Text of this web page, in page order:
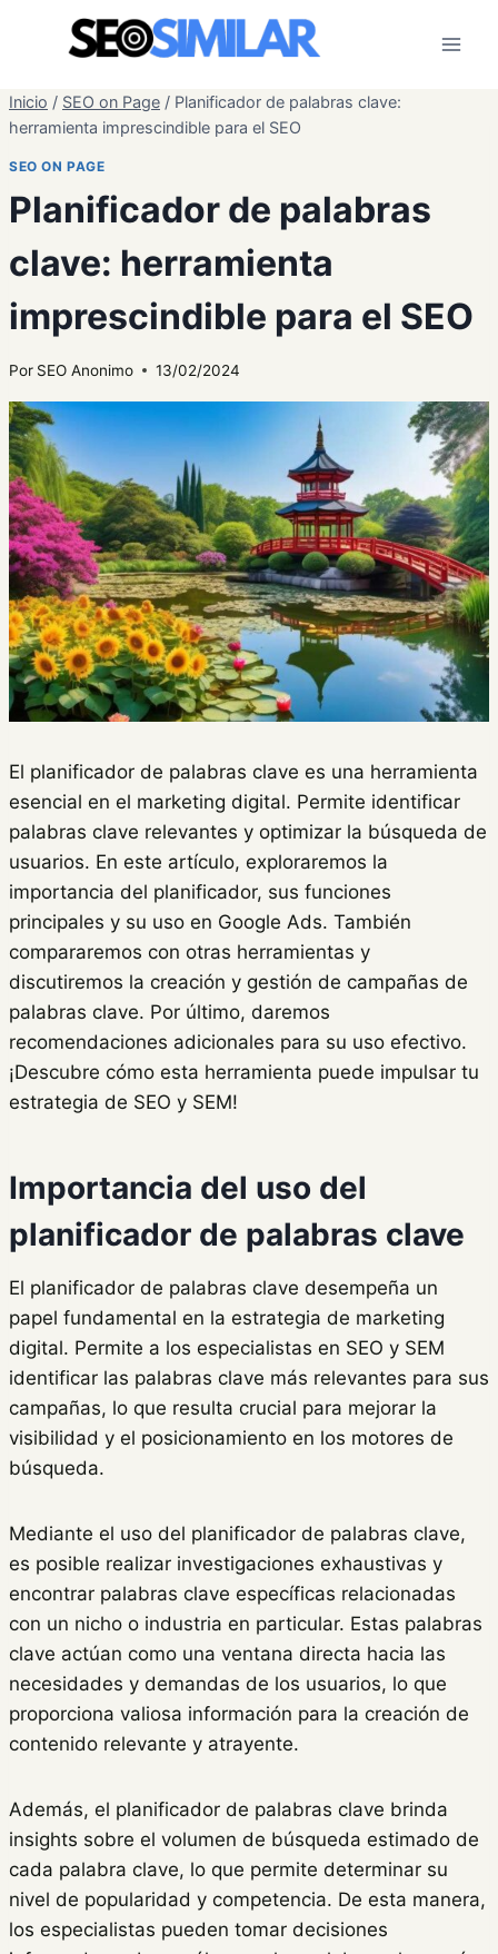
Inicio / SEO on Page / Planificador de palabras clave:
herramienta imprescindible para el SEO
SEO ON PAGE
Planificador de palabras
clave: herramienta
imprescindible para el SEO
Por SEO Anonimo 13/02/2024
El planificador de palabras clave es una herramienta
esencial en el marketing digital. Permite identificar
palabras clave relevantes y optimizar la búsqueda de
usuarios. En este artículo, exploraremos la
importancia del planificador, sus funciones
principales y su uso en Google Ads. También
compararemos con otras herramientas y
discutiremos la creación y gestión de campañas de
palabras clave. Por último, daremos
recomendaciones adicionales para su uso efectivo.
¡Descubre cómo esta herramienta puede impulsar tu
estrategia de SEO y SEM!
Importancia del uso del
planificador de palabras clave
El planificador de palabras clave desempeña un
papel fundamental en la estrategia de marketing
digital. Permite a los especialistas en SEO y SEM
identificar las palabras clave más relevantes para sus
campañas, lo que resulta crucial para mejorar la
visibilidad y el posicionamiento en los motores de
búsqueda.
Mediante el uso del planificador de palabras clave,
es posible realizar investigaciones exhaustivas y
encontrar palabras clave específicas relacionadas
con un nicho o industria en particular. Estas palabras
clave actúan como una ventana directa hacia las
necesidades y demandas de los usuarios, lo que
proporciona valiosa información para la creación de
contenido relevante y atrayente.
Además, el planificador de palabras clave brinda
insights sobre el volumen de búsqueda estimado de
cada palabra clave, lo que permite determinar su
nivel de popularidad y competencia. De esta manera,
los especialistas pueden tomar decisiones